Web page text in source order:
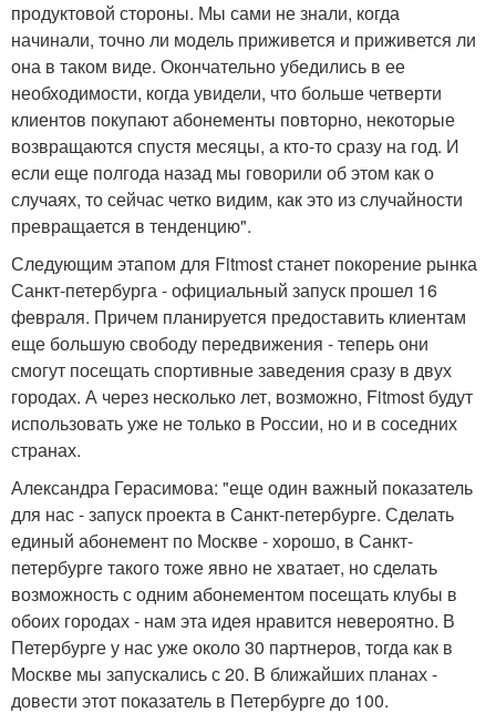
продуктовой стороны. Мы сами не знали, когда
начинали, точно ли модель приживется и приживется ли
она в таком виде. Окончательно убедились в ее
необходимости, когда увидели, что больше четверти
клиентов покупают абонементы повторно, некоторые
возвращаются спустя месяцы, а кто-то сразу на год. И
если еще полгода назад мы говорили об этом как о
случаях, то сейчас четко видим, как это из случайности
превращается в тенденцию".
Следующим этапом для Fitmost станет покорение рынка
Санкт-петербурга - официальный запуск прошел 16
февраля. Причем планируется предоставить клиентам
еще большую свободу передвижения - теперь они
смогут посещать спортивные заведения сразу в двух
городах. А через несколько лет, возможно, Fitmost будут
использовать уже не только в России, но и в соседних
странах.
Александра Герасимова: "еще один важный показатель
для нас - запуск проекта в Санкт-петербурге. Сделать
единый абонемент по Москве - хорошо, в Санкт-
петербурге такого тоже явно не хватает, но сделать
возможность с одним абонементом посещать клубы в
обоих городах - нам эта идея нравится невероятно. В
Петербурге у нас уже около 30 партнеров, тогда как в
Москве мы запускались с 20. В ближайших планах -
довести этот показатель в Петербурге до 100.